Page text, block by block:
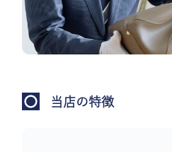
当店の特徴